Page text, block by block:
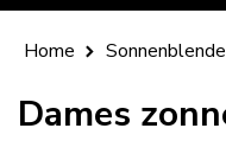
elke
bestelling
€55
Home
Dames